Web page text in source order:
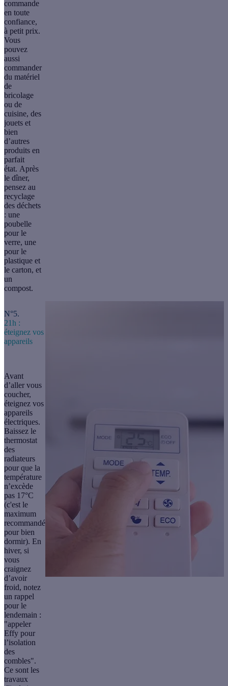
commande
en toute
confiance,
à petit prix.
Vous
pouvez
aussi
commander
du matériel
de
bricolage
ou de
cuisine, des
jouets et
bien
d’autres
produits en
parfait
état. Après
le dîner,
pensez au
recyclage
des déchets
: une
poubelle
pour le
verre, une
pour le
plastique et
le carton, et
un
compost.
N°5.
21h :
éteignez vos
appareils
Avant
d’aller vous
coucher,
éteignez vos
appareils
électriques.
Baissez le
thermostat
des
radiateurs
pour que la
température
n’excède
pas 17°C
(c'est le
maximum
recommandé
pour bien
dormir). En
hiver, si
vous
craignez
d’avoir
froid, notez
un rappel
pour le
lendemain :
"appeler
Effy pour
l’isolation
des
combles".
Ce sont les
travaux